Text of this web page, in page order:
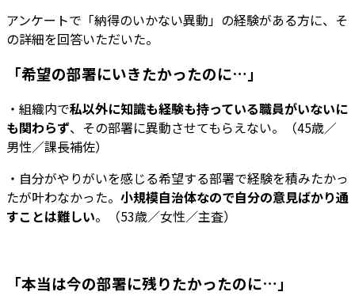
アンケートで「納得のいかない異動」の経験がある方に、そ
の詳細を回答いただいた。
「希望の部署にいきたかったのに…」
・組織内で私以外に知識も経験も持っている職員がいないに
も関わらず、その部署に異動させてもらえない。（45歳／
男性／課長補佐）
・自分がやりがいを感じる希望する部署で経験を積みたかっ
たが叶わなかった。 小規模自治体なので自分の意見ばかり通
すことは難しい。（53歳／女性／主査）
「本当は今の部署に残りたかったのに…」